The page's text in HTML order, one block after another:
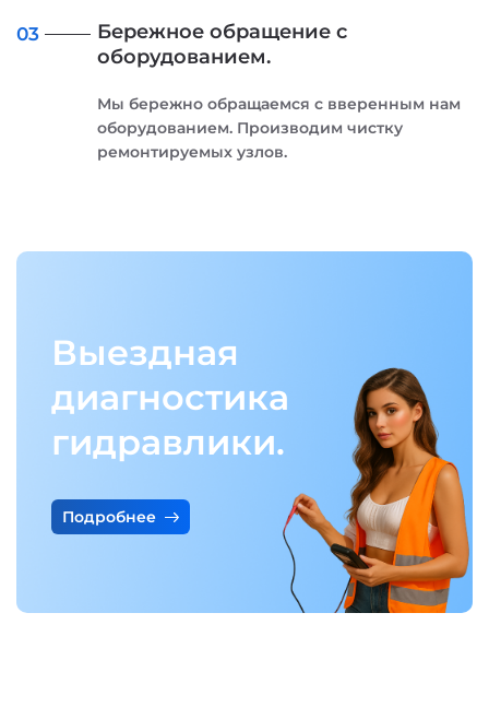
03
Бережное обращение с
оборудованием.
Мы бережно обращаемся с вверенным нам
оборудованием. Производим чистку
ремонтируемых узлов.
Выездная
диагностика
гидравлики.
Подробнее